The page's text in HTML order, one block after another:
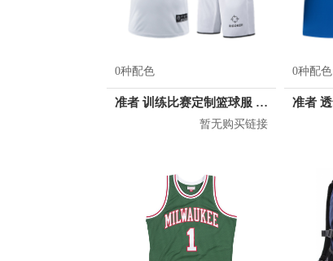
0种配色
准者 训练比赛定制篮球服 Z17110105
暂无购买链接
0种配色